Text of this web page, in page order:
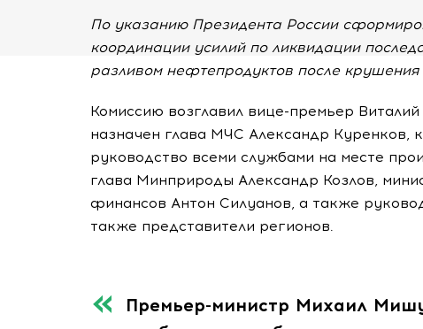
По указанию Президента России
координации усилий по ликвидации
разливом нефтепродуктов после
Комиссию возглавил вице-премьер
назначен глава МЧС Александр Куренков,
руководство всеми службами на месте
глава Минприроды Александр Козлов,
финансов Антон Силуанов, а также
также представители регионов.
Премьер-министр Михаил